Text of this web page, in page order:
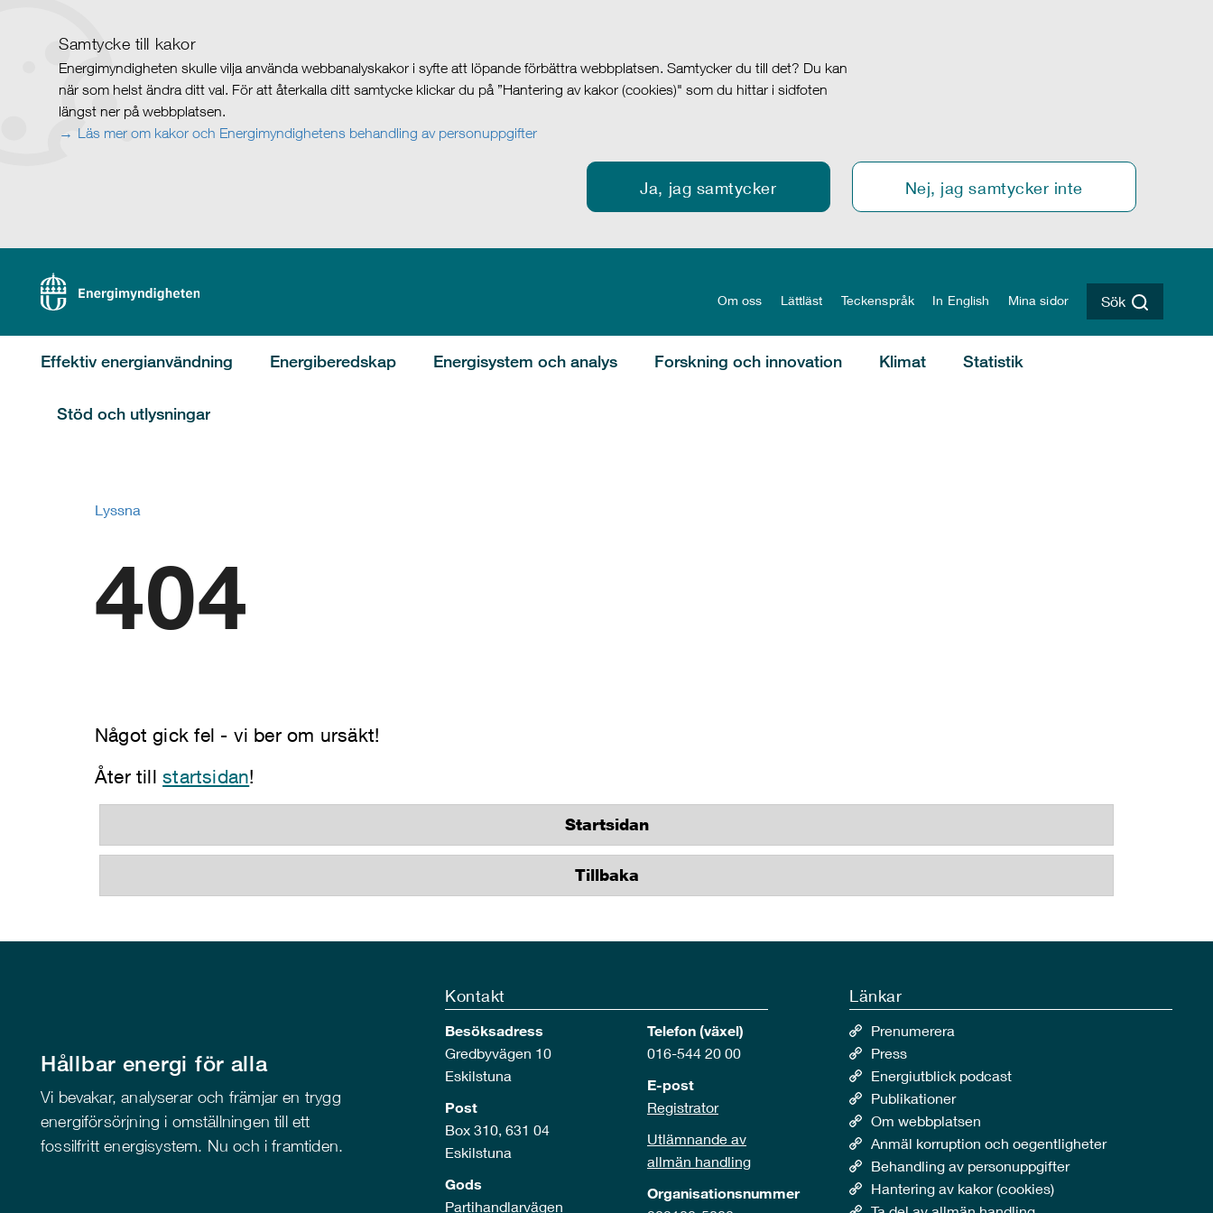
Samtycke till kakor
Energimyndigheten skulle vilja använda webbanalyskakor i syfte att löpande förbättra webbplatsen. Samtycker du till det? Du kan
när som helst ändra ditt val. För att återkalla ditt samtycke klickar du på ”Hantering av kakor (cookies)" som du hittar i sidfoten
längst ner på webbplatsen.
Läs mer om kakor och Energimyndighetens behandling av personuppgifter
Ja, jag samtycker Nej, jag samtycker inte
Om oss Lättläst Teckenspråk In English Mina sidor Sök
Effektiv energianvändning Energiberedskap Energisystem och analys Forskning och innovation Klimat Statistik
Stöd och utlysningar
Lyssna
404
Något gick fel - vi ber om ursäkt!
Åter tillstartsidan!
Startsidan
Tillbaka
Hållbar energi för alla
Vi bevakar, analyserar och främjar en trygg
energiförsörjning i omställningen till ett
fossilfritt energisystem. Nu och i framtiden.
Kontakt
Besöksadress
Gredbyvägen 10
Eskilstuna
Post
Box 310, 631 04
Eskilstuna
Gods
Partihandlarvägen
Telefon (växel)
016-544 20 00
E-post
Registrator
Utlämnande av
allmän handling
Organisationsnummer
Länkar
Prenumerera
Press
Energiutblick podcast
Publikationer
Om webbplatsen
Anmäl korruption och oegentligheter
Behandling av personuppgifter
Hantering av kakor (cookies)